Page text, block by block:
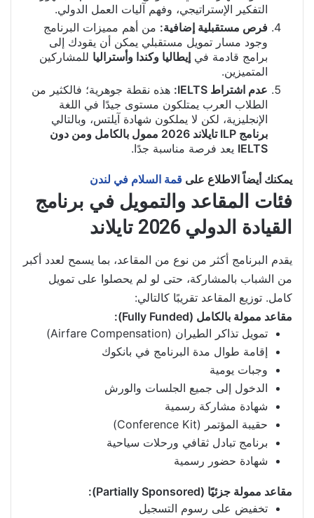
التفكير الإستراتيجي، وفهم آليات العمل الدولي.
فرص مستقبلية إضافية: من أهم مميزات البرنامج
وجود مسار تمويل مستقبلي يمكن أن يقودك إلى
برامج قادمة في إيطاليا وكندا وأستراليا للمشاركين
المتميزين.
عدم اشتراط IELTS:
هذه نقطة جوهرية؛ فالكثير من
الطلاب العرب يمتلكون مستوى جيدًا في اللغة
الإنجليزية، لكن لا يملكون شهادة آيلتس، وبالتالي
برنامج ILP تايلاند 2026 ممول بالكامل ومن دون
IELTS يعد فرصة مناسبة جدًا.
يمكنك أيضاً الاطلاع على قمة السلام في لندن
فئات المقاعد والتمويل في برنامج
القيادة الدولي 2026 تايلاند
يقدم البرنامج أكثر من نوع من المقاعد، بما يسمح لعدد أكبر
من الشباب بالمشاركة، حتى لو لم يحصلوا على تمويل
كامل. توزيع المقاعد تقريبًا كالتالي:
مقاعد ممولة بالكامل (Fully Funded):
تمويل تذاكر الطيران (Airfare Compensation)
إقامة طوال مدة البرنامج في بانكوك
وجبات يومية
الدخول إلى جميع الجلسات والورش
شهادة مشاركة رسمية
حقيبة المؤتمر (Conference Kit)
برنامج تبادل ثقافي ورحلات سياحية
شهادة حضور رسمية
مقاعد ممولة جزئيًا (Partially Sponsored):
تخفيض على رسوم التسجيل